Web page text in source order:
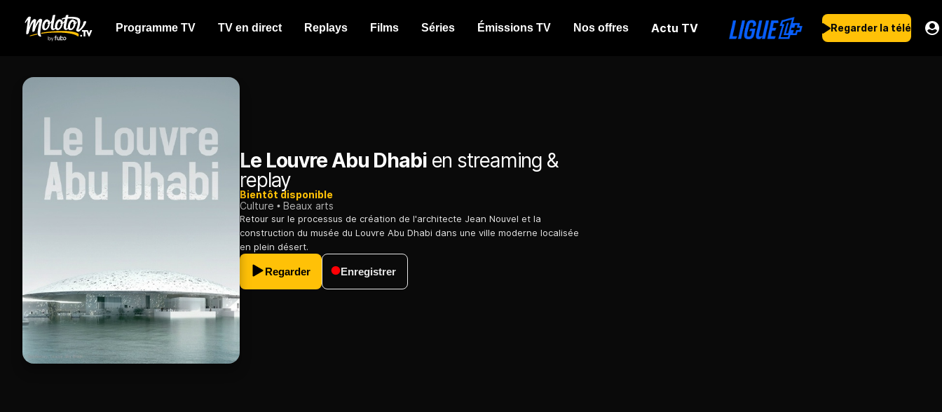
Programme TV TV en direct Replays Films Séries Émissions TV Nos offres Actu TV Regarder la télé
Le Louvre Abu Dhabien streaming &
replay
Bientôt disponible
Culture
Beaux arts
Retour sur le processus de création de l'architecte Jean Nouvel et la
construction du musée du Louvre Abu Dhabi dans une ville moderne localisée
en plein désert.
Regarder Enregistrer